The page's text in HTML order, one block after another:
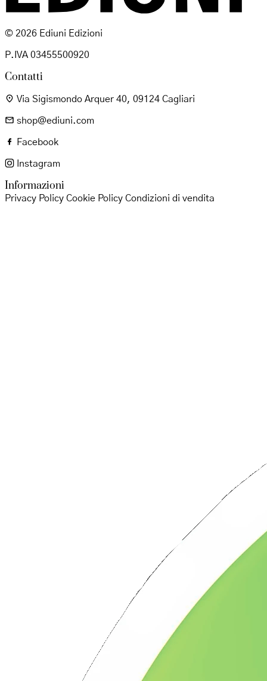
© 2026 Ediuni Edizioni
P.IVA 03455500920
Contatti
Via Sigismondo Arquer 40, 09124 Cagliari
shop@ediuni.com
Facebook
Instagram
Informazioni
Privacy Policy Cookie Policy Condizioni di vendita